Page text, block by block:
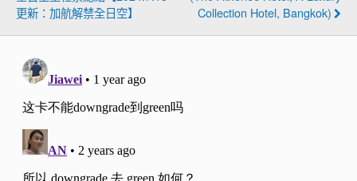
更新：加航解禁全日空】
Collection Hotel, Bangkok)